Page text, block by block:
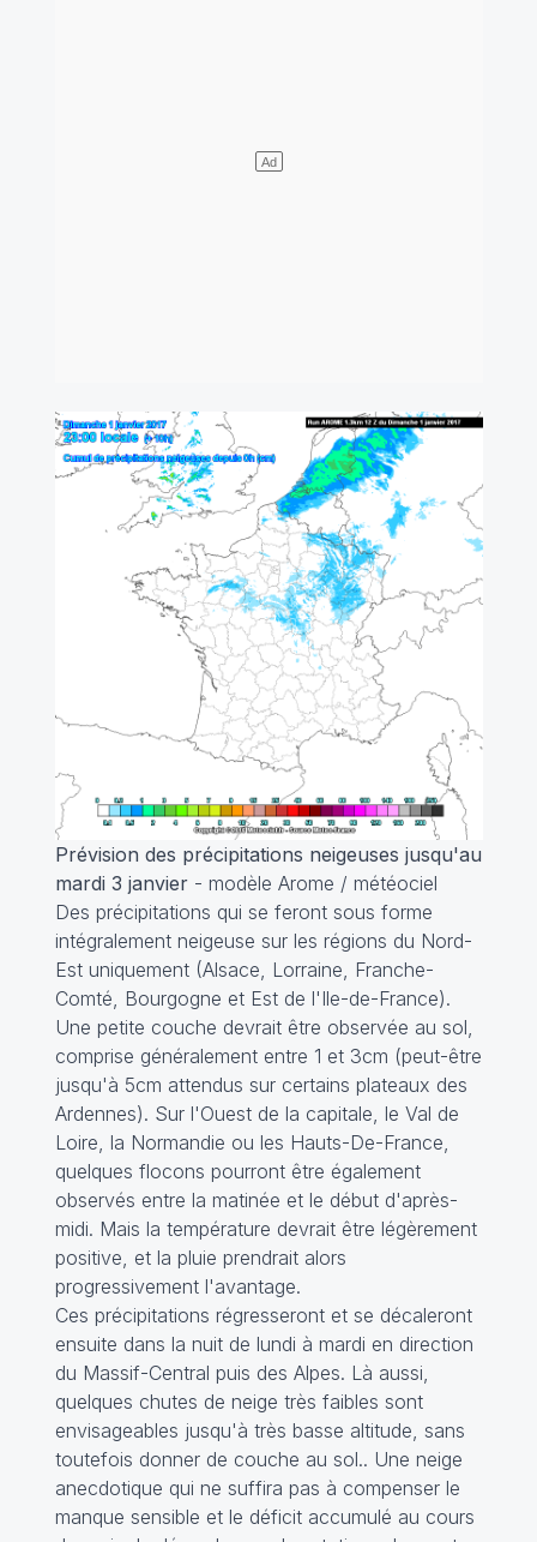
Prévision des précipitations neigeuses jusqu'au
mardi 3 janvier- modèle Arome / météociel
Des précipitations qui se feront sous forme
intégralement neigeuse sur les régions du Nord-
Est uniquement (Alsace, Lorraine, Franche-
Comté, Bourgogne et Est de l'Ile-de-France).
Une petite couche devrait être observée au sol,
comprise généralement entre 1 et 3cm (peut-être
jusqu'à 5cm attendus sur certains plateaux des
Ardennes). Sur l'Ouest de la capitale, le Val de
Loire, la Normandie ou les Hauts-De-France,
quelques flocons pourront être également
observés entre la matinée et le début d'après-
midi. Mais la température devrait être légèrement
positive, et la pluie prendrait alors
progressivement l'avantage.
Ces précipitations régresseront et se décaleront
ensuite dans la nuit de lundi à mardi en direction
du Massif-Central puis des Alpes. Là aussi,
quelques chutes de neige très faibles sont
envisageables jusqu'à très basse altitude, sans
toutefois donner de couche au sol.. Une neige
anecdotique qui ne suffira pas à compenser le
manque sensible et le déficit accumulé au cours